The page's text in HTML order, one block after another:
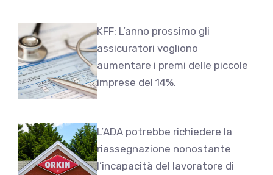
KFF: L’anno prossimo gli
assicuratori vogliono
aumentare i premi delle piccole
imprese del 14%.
L’ADA potrebbe richiedere la
riassegnazione nonostante
l’incapacità del lavoratore di